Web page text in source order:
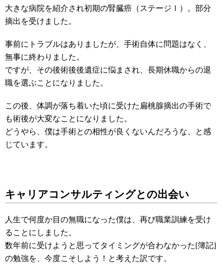
大きな病院を紹介され初期の腎臓癌（ステージⅠ）。部分
摘出を受けました。
事前にトラブルはありましたが、手術自体に問題はなく、
無事に終わりました。
ですが、その後術後後遺症に悩まされ、長期休職からの退
職を選ぶことになりました。
この後、体調が落ち着いた頃に受けた扁桃腺摘出の手術で
も術後が大変なことになりました。
どうやら、僕は手術との相性が良くないんだろうな、と感
じています。
キャリアコンサルティングとの出会い
人生で何度か目の無職になった僕は、再び職業訓練を受け
ることにしました。
数年前に受けようと思ってタイミングが合わなかった[簿記]
の勉強を、今度こそしよう！と考えた訳です。